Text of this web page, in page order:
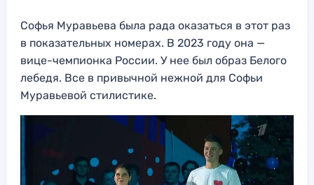
Софья Муравьева была рада оказаться в этот раз
в показательных номерах. В 2023 году она —
вице-чемпионка России. У нее был образ Белого
лебедя. Все в привычной нежной для Софьи
Муравьевой стилистике.